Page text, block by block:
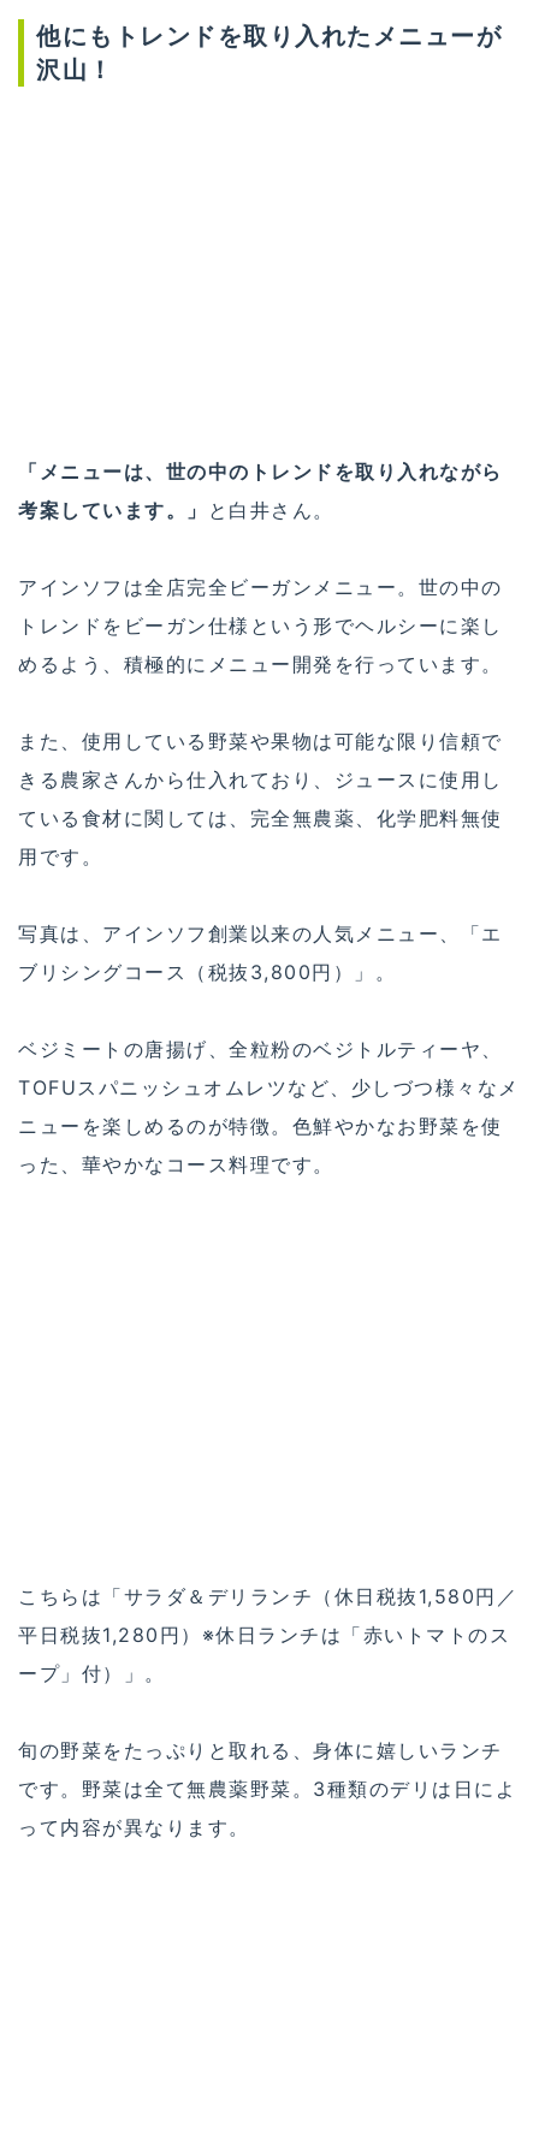
他にもトレンドを取り入れたメニューが
沢山！
「メニューは、世の中のトレンドを取り入れながら
考案しています。」 と白井さん。
アインソフは全店完全ビーガンメニュー。世の中の
トレンドをビーガン仕様という形でヘルシーに楽し
めるよう、積極的にメニュー開発を行っています。
また、使用している野菜や果物は可能な限り信頼で
きる農家さんから仕入れており、ジュースに使用し
ている食材に関しては、完全無農薬、化学肥料無使
用です。
写真は、アインソフ創業以来の人気メニュー、「エ
ブリシングコース（税抜3,800円）」。
ベジミートの唐揚げ、全粒粉のベジトルティーヤ、
TOFUスパニッシュオムレツなど、少しづつ様々なメ
ニューを楽しめるのが特徴。色鮮やかなお野菜を使
った、華やかなコース料理です。
こちらは「サラダ＆デリランチ（休日税抜1,580円／
平日税抜1,280円）※休日ランチは「赤いトマトのス
ープ」付）」。
旬の野菜をたっぷりと取れる、身体に嬉しいランチ
です。野菜は全て無農薬野菜。3種類のデリは日によ
って内容が異なります。